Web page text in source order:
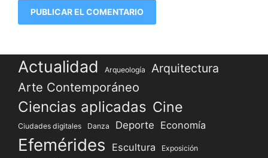
Actualidad Arqueología Arquitectura
Arte Contemporáneo
Ciencias aplicadas Cine
Ciudades digitales Danza Deporte Economía
Efemérides Escultura Exposición